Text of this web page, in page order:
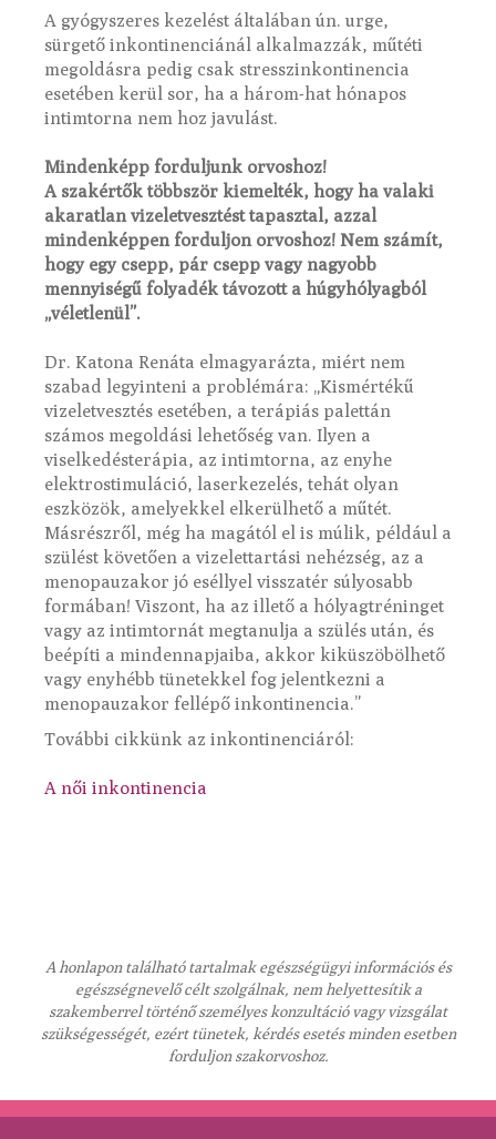
A gyógyszeres kezelést általában ún. urge,
sürgető inkontinenciánál alkalmazzák, műtéti
megoldásra pedig csak stresszinkontinencia
esetében kerül sor, ha a három-hat hónapos
intimtorna nem hoz javulást.
Mindenképp forduljunk orvoshoz!
A szakértők többször kiemelték, hogy ha valaki
akaratlan vizeletvesztést tapasztal, azzal
mindenképpen forduljon orvoshoz! Nem számít,
hogy egy csepp, pár csepp vagy nagyobb
mennyiségű folyadék távozott a húgyhólyagból
„véletlenül”.
Dr. Katona Renáta elmagyarázta, miért nem
szabad legyinteni a problémára: „Kismértékű
vizeletvesztés esetében, a terápiás palettán
számos megoldási lehetőség van. Ilyen a
viselkedésterápia, az intimtorna, az enyhe
elektrostimuláció, laserkezelés, tehát olyan
eszközök, amelyekkel elkerülhető a műtét.
Másrészről, még ha magától el is múlik, például a
szülést követően a vizelettartási nehézség, az a
menopauzakor jó eséllyel visszatér súlyosabb
formában! Viszont, ha az illető a hólyagtréninget
vagy az intimtornát megtanulja a szülés után, és
beépíti a mindennapjaiba, akkor kiküszöbölhető
vagy enyhébb tünetekkel fog jelentkezni a
menopauzakor fellépő inkontinencia.”
További cikkünk az inkontinenciáról:
A női inkontinencia
A honlapon található tartalmak egészségügyi információs és
egészségnevelő célt szolgálnak, nem helyettesítik a
szakemberrel történő személyes konzultáció vagy vizsgálat
szükségességét, ezért tünetek, kérdés esetés minden esetben
forduljon szakorvoshoz.